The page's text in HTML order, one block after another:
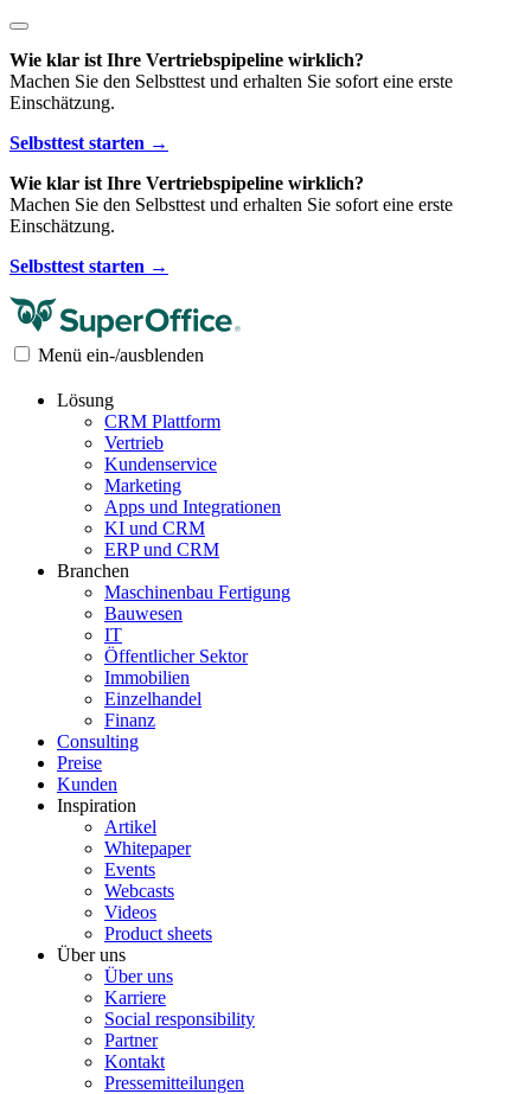
Wie klar ist Ihre Vertriebspipeline wirklich?
Machen Sie den Selbsttest und erhalten Sie sofort eine erste
Einschätzung.
Selbsttest starten →
Wie klar ist Ihre Vertriebspipeline wirklich?
Machen Sie den Selbsttest und erhalten Sie sofort eine erste
Einschätzung.
Selbsttest starten →
Menü ein-/ausblenden
Lösung
CRM Plattform
Vertrieb
Kundenservice
Marketing
Apps und Integrationen
KI und CRM
ERP und CRM
Branchen
Maschinenbau Fertigung
Bauwesen
IT
Öffentlicher Sektor
Immobilien
Einzelhandel
Finanz
Consulting
Preise
Kunden
Inspiration
Artikel
Whitepaper
Events
Webcasts
Videos
Product sheets
Über uns
Über uns
Karriere
Social responsibility
Partner
Kontakt
Pressemitteilungen